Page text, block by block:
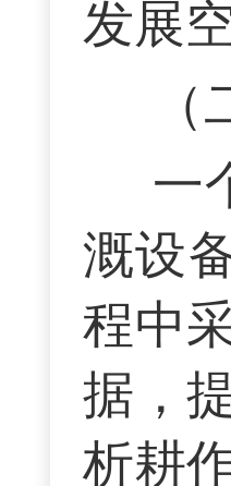
发展
一
溉设
程中
据，
析耕